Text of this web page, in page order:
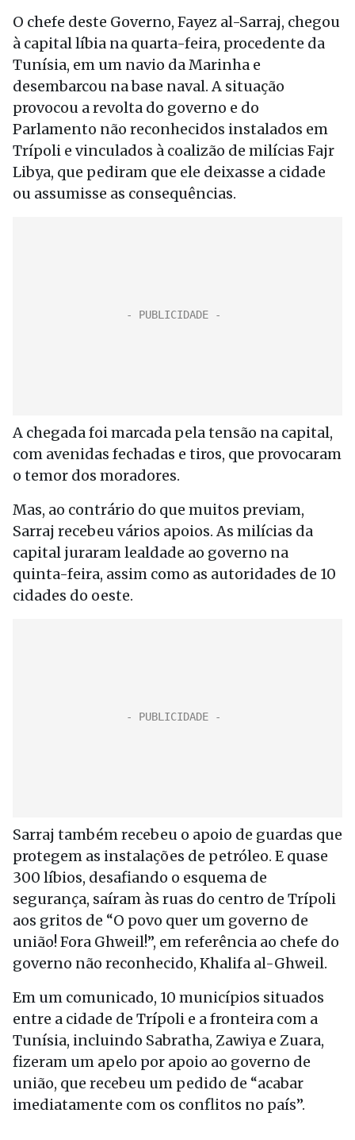
O chefe deste Governo, Fayez al-Sarraj, chegou
à capital líbia na quarta-feira, procedente da
Tunísia, em um navio da Marinha e
desembarcou na base naval. A situação
provocou a revolta do governo e do
Parlamento não reconhecidos instalados em
Trípoli e vinculados à coalizão de milícias Fajr
Libya, que pediram que ele deixasse a cidade
ou assumisse as consequências.
A chegada foi marcada pela tensão na capital,
com avenidas fechadas e tiros, que provocaram
o temor dos moradores.
Mas, ao contrário do que muitos previam,
Sarraj recebeu vários apoios. As milícias da
capital juraram lealdade ao governo na
quinta-feira, assim como as autoridades de 10
cidades do oeste.
Sarraj também recebeu o apoio de guardas que
protegem as instalações de petróleo. E quase
300 líbios, desafiando o esquema de
segurança, saíram às ruas do centro de Trípoli
aos gritos de “O povo quer um governo de
união! Fora Ghweil!”, em referência ao chefe do
governo não reconhecido, Khalifa al-Ghweil.
Em um comunicado, 10 municípios situados
entre a cidade de Trípoli e a fronteira com a
Tunísia, incluindo Sabratha, Zawiya e Zuara,
fizeram um apelo por apoio ao governo de
união, que recebeu um pedido de “acabar
imediatamente com os conflitos no país”.